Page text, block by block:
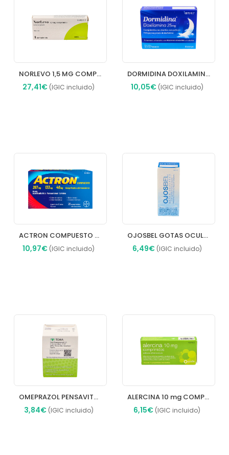
NORLEVO 1,5 MG COMPRIMIDO
27,41€ (IGIC incluido)
DORMIDINA DOXILAMINA 25 mg COMPRIMIDOS RECUBIERTOS CON PELICULA
10,05€ (IGIC incluido)
ACTRON COMPUESTO 267 MG/133 MG/40 MG COMPRIMIDOS EFERVESCENTES
10,97€ (IGIC incluido)
OJOSBEL GOTAS OCULARES, 0,30 mg/0,08 ml Colirio en solución
6,49€ (IGIC incluido)
OMEPRAZOL PENSAVITAL 20 MG CAPSULAS DURAS GASTRORRESISTENTES EFG
3,84€ (IGIC incluido)
ALERCINA 10 mg COMPRIMIDOS
6,15€ (IGIC incluido)